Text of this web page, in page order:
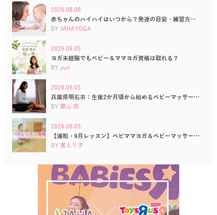
2026.08.06
赤ちゃんのハイハイはいつから？発達の目安・練習方…
BY JAHAYOGA
2026.08.05
ヨガ未経験でもベビー＆ママヨガ資格は取れる？
BY yuri
2026.08.05
兵庫県明石市：生後2か月頃から始めるベビーマッサー…
BY 築山 萌
2026.08.05
【浦和・9月レッスン】ベビママヨガ＆ベビーマッサー…
BY 宮えり子